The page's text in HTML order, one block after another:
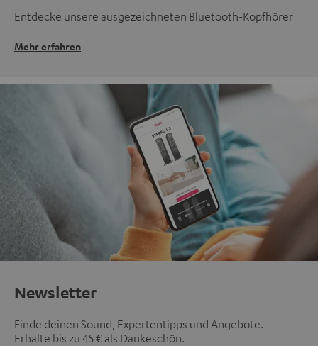
Entdecke unsere ausgezeichneten Bluetooth-Kopfhörer
Mehr erfahren
Newsletter
Finde deinen Sound, Expertentipps und Angebote.
Erhalte bis zu 45 € als Dankeschön.